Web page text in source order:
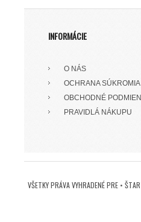
INFORMÁCIE
O NÁS
OCHRANA SÚKROMIA
OBCHODNÉ
PRAVIDLÁ NÁKUPU
VŠETKY PRÁVA VYHRADENÉ PRE •